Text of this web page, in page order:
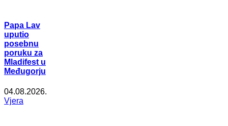
Papa Lav
uputio
posebnu
poruku za
Mladifest u
Međugorju
04.08.2026.
Vjera